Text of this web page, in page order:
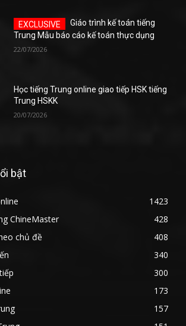
Giáo trình kế toán tiếng
Trung Mẫu báo cáo kế toán thực dụng
22/07/2026
Học tiếng Trung online giao tiếp HSK tiếng
Trung HSKK
20/07/2026
bật
1423
ChineMaster
428
chủ đề
408
340
300
173
157